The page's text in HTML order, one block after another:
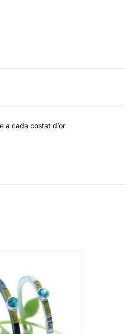
a cada costat d’or